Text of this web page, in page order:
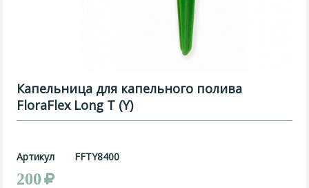
Капельница для капельного полива
FloraFlex Long T (Y)
Артикул FFTY8400
200